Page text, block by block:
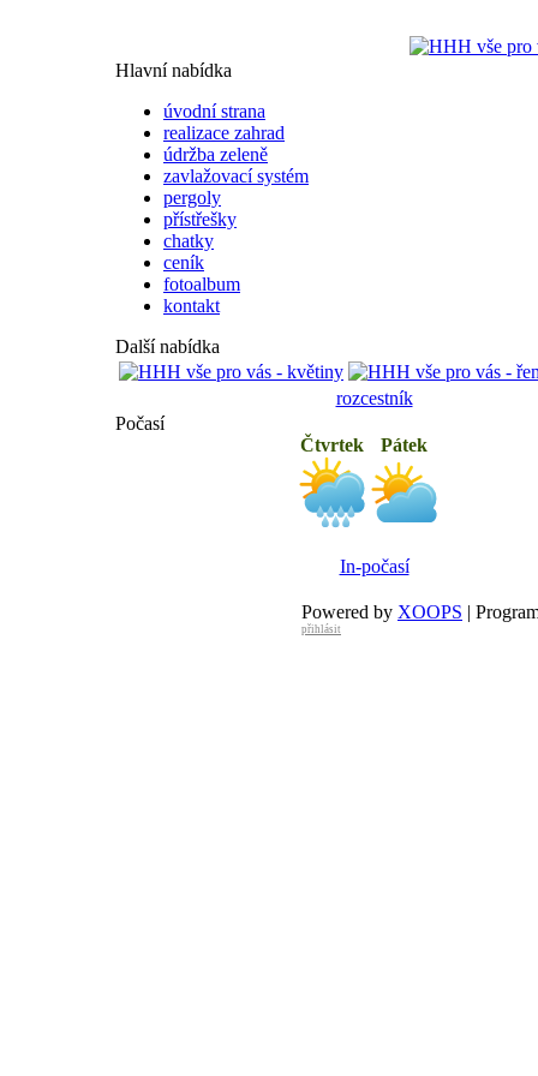
Hlavní nabídka
úvodní strana
realizace zahrad
údržba zeleně
zavlažovací systém
pergoly
přístřešky
chatky
ceník
fotoalbum
kontakt
Další nabídka
rozcestník
Počasí
Čtvrtek
Pátek
In-počasí
Powered by XOOPS |
přihlásit